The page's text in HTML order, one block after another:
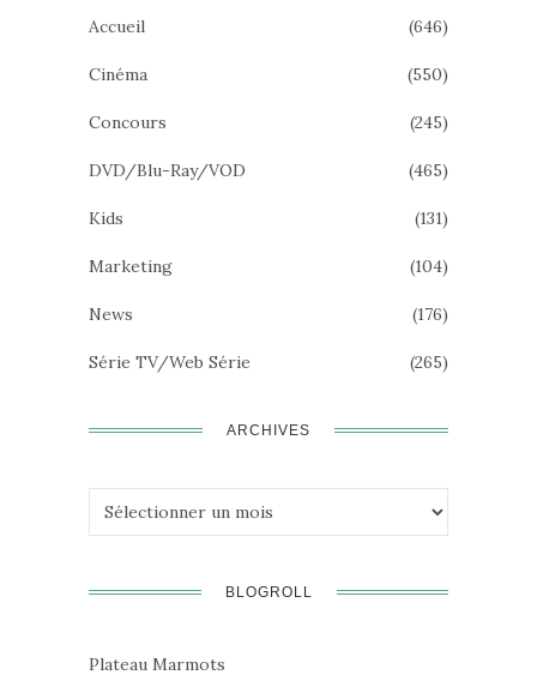
Accueil (646)
Cinéma (550)
Concours (245)
DVD/Blu-Ray/VOD (465)
Kids (131)
Marketing (104)
News (176)
Série TV/Web Série (265)
ARCHIVES
Archives
BLOGROLL
Plateau Marmots